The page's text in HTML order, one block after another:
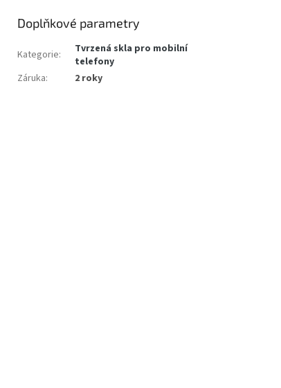
Doplňkové parametry
Kategorie:
Tvrzená skla pro mobilní
telefony
Záruka: 2 roky